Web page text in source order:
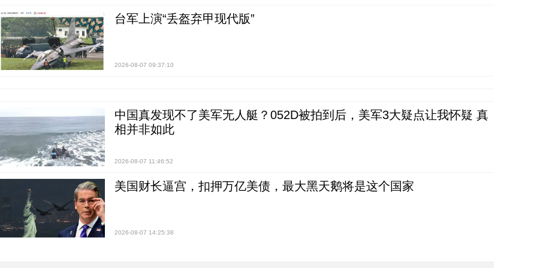
台军上演“丢盔弃甲现代版”
2026-08-07 09:37:10
中国真发现不了美军无人艇？052D被拍到后，美军3大疑点让我怀疑 真
相并非如此
2026-08-07 11:46:52
美国财长逼宫，扣押万亿美债，最大黑天鹅将是这个国家
2026-08-07 14:25:38